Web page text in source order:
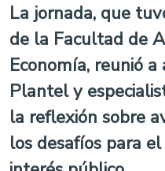
La jornada, que
de la Facultad de
Economía, reunió
Plantel y
la reflexión sobre
los desafíos para